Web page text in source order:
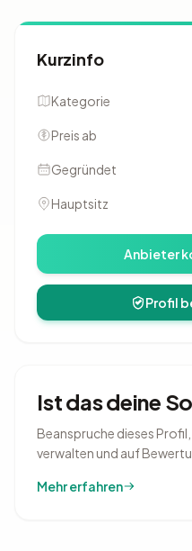
Kurzinfo
Kategorie
Preis ab
Gegründet
Hauptsitz
Anbieter
Profil
Ist das deine
Beanspruche dieses
verwalten und auf
Mehr erfahren